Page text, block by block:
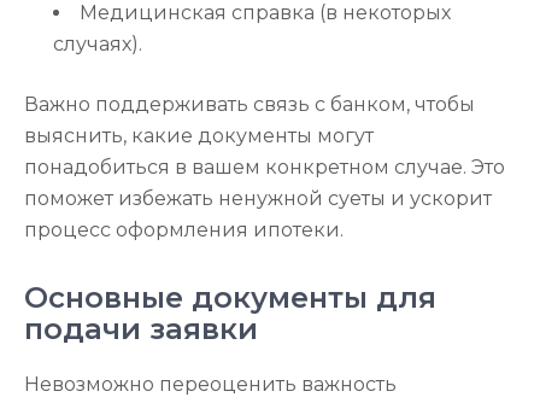
Медицинская справка (в некоторых
случаях).
Важно поддерживать связь с банком, чтобы
выяснить, какие документы могут
понадобиться в вашем конкретном случае. Это
поможет избежать ненужной суеты и ускорит
процесс оформления ипотеки.
Основные документы для
подачи заявки
Невозможно переоценить важность